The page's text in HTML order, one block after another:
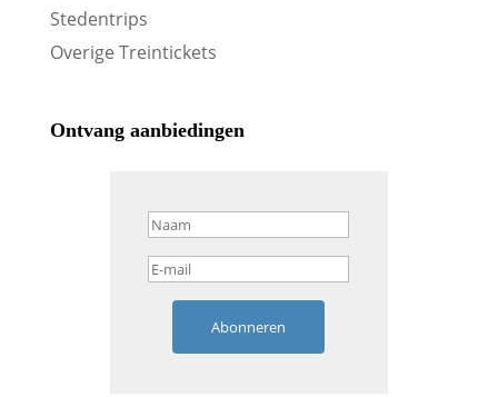
Stedentrips
Overige Treintickets
Ontvang aanbiedingen
Abonneren